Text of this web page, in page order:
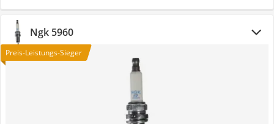
Ngk 5960
Preis-Leistungs-Sieger